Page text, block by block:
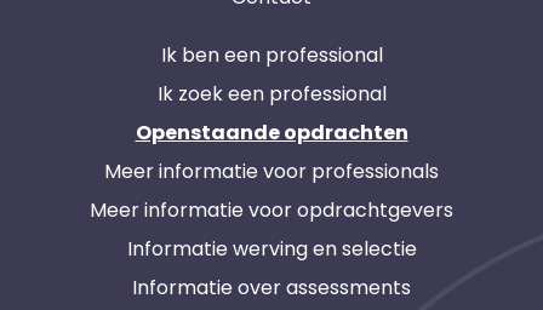
Ik ben een professional
Ik zoek een professional
Openstaande opdrachten
Meer informatie voor professionals
Meer informatie voor opdrachtgevers
Informatie werving en selectie
Informatie over assessments